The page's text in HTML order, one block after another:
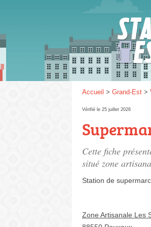
Accueil > Grand-Est >
Vérifié le 25 juillet 2026
Cette fiche
situé zone
Station de
Zone Artisanale Les